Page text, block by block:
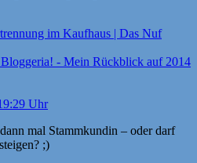
im Kaufhaus | Das Nuf
- Mein Rückblick auf 2014
Uhr
mal Stammkundin – oder darf
;)